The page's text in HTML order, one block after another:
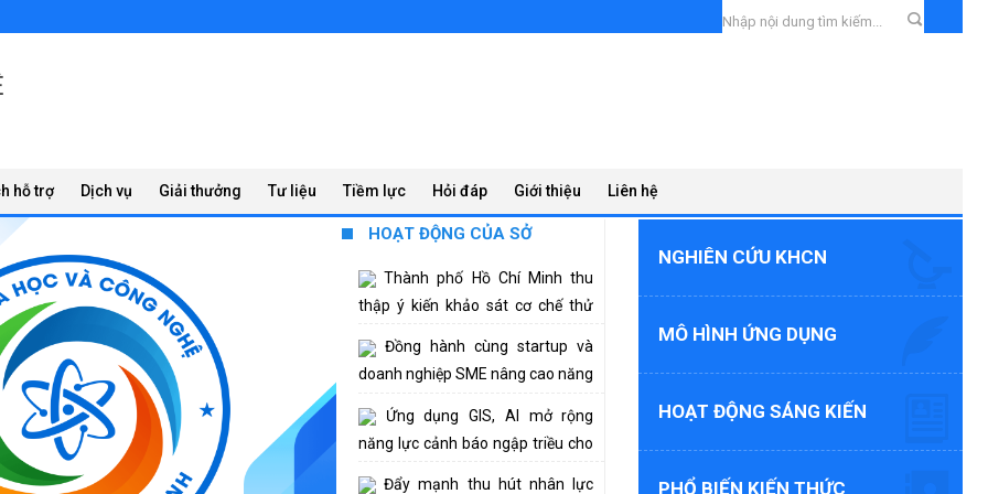
hỗ trợ Dịch vụ Giải thưởng Tư liệu Tiềm lực Hỏi đáp Giới thiệu Liên hệ
HOẠT ĐỘNG CỦA SỞ
Thành phố Hồ Chí Minh thu
thập ý kiến khảo sát cơ chế thử
Đồng hành cùng startup và
doanh nghiệp SME nâng cao năng
nguyên AI
Ứng dụng GIS, AI mở rộng
năng lực cảnh báo ngập triều cho
Đẩy mạnh thu hút nhân lực
NGHIÊN CỨU KHCN
MÔ HÌNH ỨNG DỤNG
HOẠT ĐỘNG SÁNG KIẾN
PHỔ BIẾN KIẾN THỨC